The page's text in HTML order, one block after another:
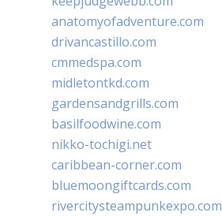
anatomyofadventure.com
drivancastillo.com
cmmedspa.com
midletontkd.com
gardensandgrills.com
basilfoodwine.com
nikko-tochigi.net
caribbean-corner.com
bluemoongiftcards.com
rivercitysteampunkexpo.com